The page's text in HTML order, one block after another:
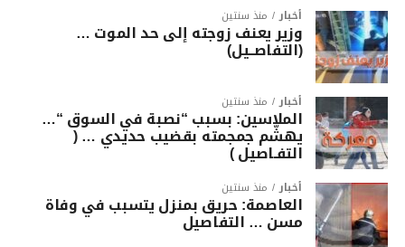
أخبار منذ سنتين
وزير يعنف زوجته إلى حد الموت …
(التفاصــيل)
أخبار منذ سنتين
الملاسين: بسبب “نصبة في السوق “…
يهشّم جمجمته بقضيب حديدي … (
التفـاصيل )
أخبار منذ سنتين
العاصمة: حريق بمنزل يتسبب في وفاة
مسن … التفاصيل